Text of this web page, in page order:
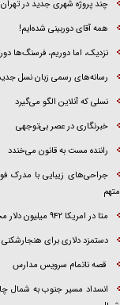
چند پروژه شهری جدید در
همه آقای دوربینی شده‌ایم!
نزدیک، اما دوریم، فرسنگ‌ها
رسانه‌های رسمی زبان نسل
نسلی که آنلاین الگو می‌گیرد
‌خبرنگاری در عصر بی‌توجهی
راننده مست به قانون می‌خندد
جراحی‌های زیبایی با مدرک
متهم
متا در امریکا ۹۴۲ میلیون دلار محکوم شد
دستمزد دلاری برای هنجارشکنی
قصه ناتمام سرویس مدارس
انسداد مسیر جنوب به شمال